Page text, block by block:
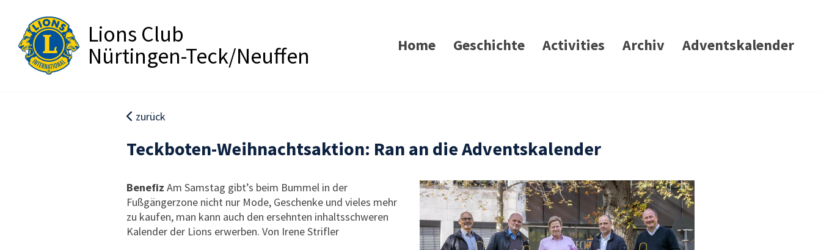
Lions Club
Nürtingen-Teck/Neuffen
Home Geschichte Activities Archiv Adventskalender
zurück
Teckboten-Weihnachtsaktion: Ran an die Adventskalender
Benefiz Am Samstag gibt’s beim Bummel in der
Fußgängerzone nicht nur Mode, Geschenke und vieles mehr
zu kaufen, man kann auch den ersehnten inhaltsschweren
Kalender der Lions erwerben. Von Irene Strifler